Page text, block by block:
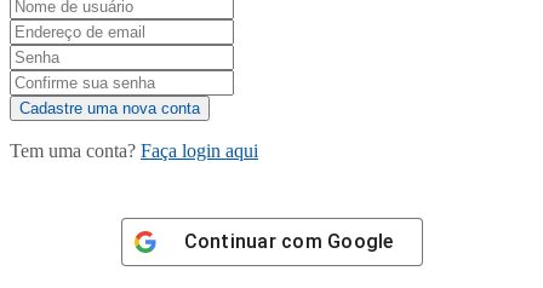
Tem uma conta? Faça login aqui
Continuar com Google